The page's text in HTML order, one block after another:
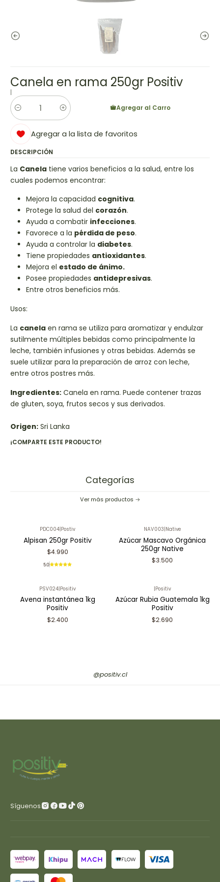
Canela en rama 250gr Positiv
|
Cantidad
Agregar al Carro
Agregar a la lista de favoritos
DESCRIPCIÓN
La Canela tiene varios beneficios a la salud, entre los
cuales podemos encontrar:
Mejora la capacidad cognitiva.
Protege la salud del corazón.
Ayuda a combatir infecciones.
Favorece a la pérdida de peso.
Ayuda a controlar la diabetes.
Tiene propiedades antioxidantes.
Mejora el estado de ánimo.
Posee propiedades antidepresivas.
Entre otros beneficios más.
Usos:
La canela en rama se utiliza para aromatizar y endulzar
sutilmente múltiples bebidas como principalmente la
leche, también infusiones y otras bebidas. Además se
suele utilizar para la preparación de arroz con leche,
entre otros postres más.
Ingredientes: Canela en rama. Puede contener trazas
de gluten, soya, frutos secos y sus derivados.
Origen: Sri Lanka
¡COMPARTE ESTE PRODUCTO!
Categorías
Ver más productos
PDC004|Postiv
Alpisan 250gr Positiv
$4.990
5.0
NAV003|Native
Azúcar Mascavo Orgánica
250gr Native
$3.500
PSV024|Positiv
Avena instantánea 1kg
Positiv
$2.400
|Positiv
Azúcar Rubia Guatemala 1kg
Positiv
$2.690
@positiv.cl
Síguenos